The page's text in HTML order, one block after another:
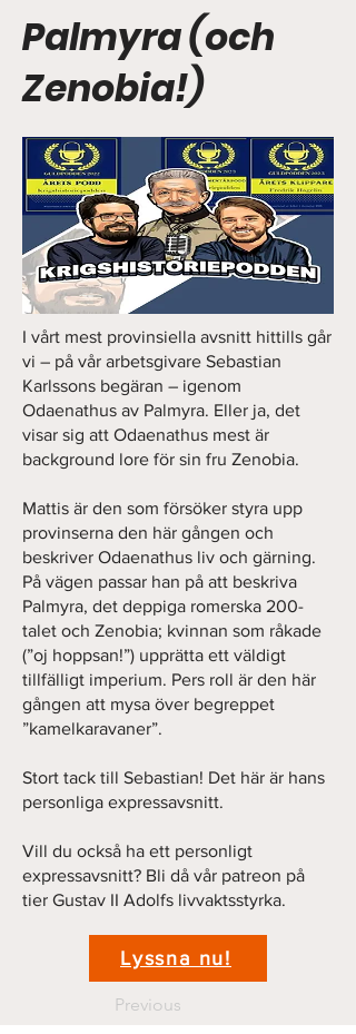
Palmyra (och
Zenobia!)
I vårt mest provinsiella avsnitt hittills går
vi – på vår arbetsgivare Sebastian
Karlssons begäran – igenom
Odaenathus av Palmyra. Eller ja, det
visar sig att Odaenathus mest är
background lore för sin fru Zenobia.
Mattis är den som försöker styra upp
provinserna den här gången och
beskriver Odaenathus liv och gärning.
På vägen passar han på att beskriva
Palmyra, det deppiga romerska 200-
talet och Zenobia; kvinnan som råkade
(”oj hoppsan!”) upprätta ett väldigt
tillfälligt imperium. Pers roll är den här
gången att mysa över begreppet
”kamelkaravaner”.
Stort tack till Sebastian! Det här är hans
personliga expressavsnitt.
Vill du också ha ett personligt
expressavsnitt? Bli då vår patreon på
tier Gustav II Adolfs livvaktsstyrka.
Lyssna nu!
Previous